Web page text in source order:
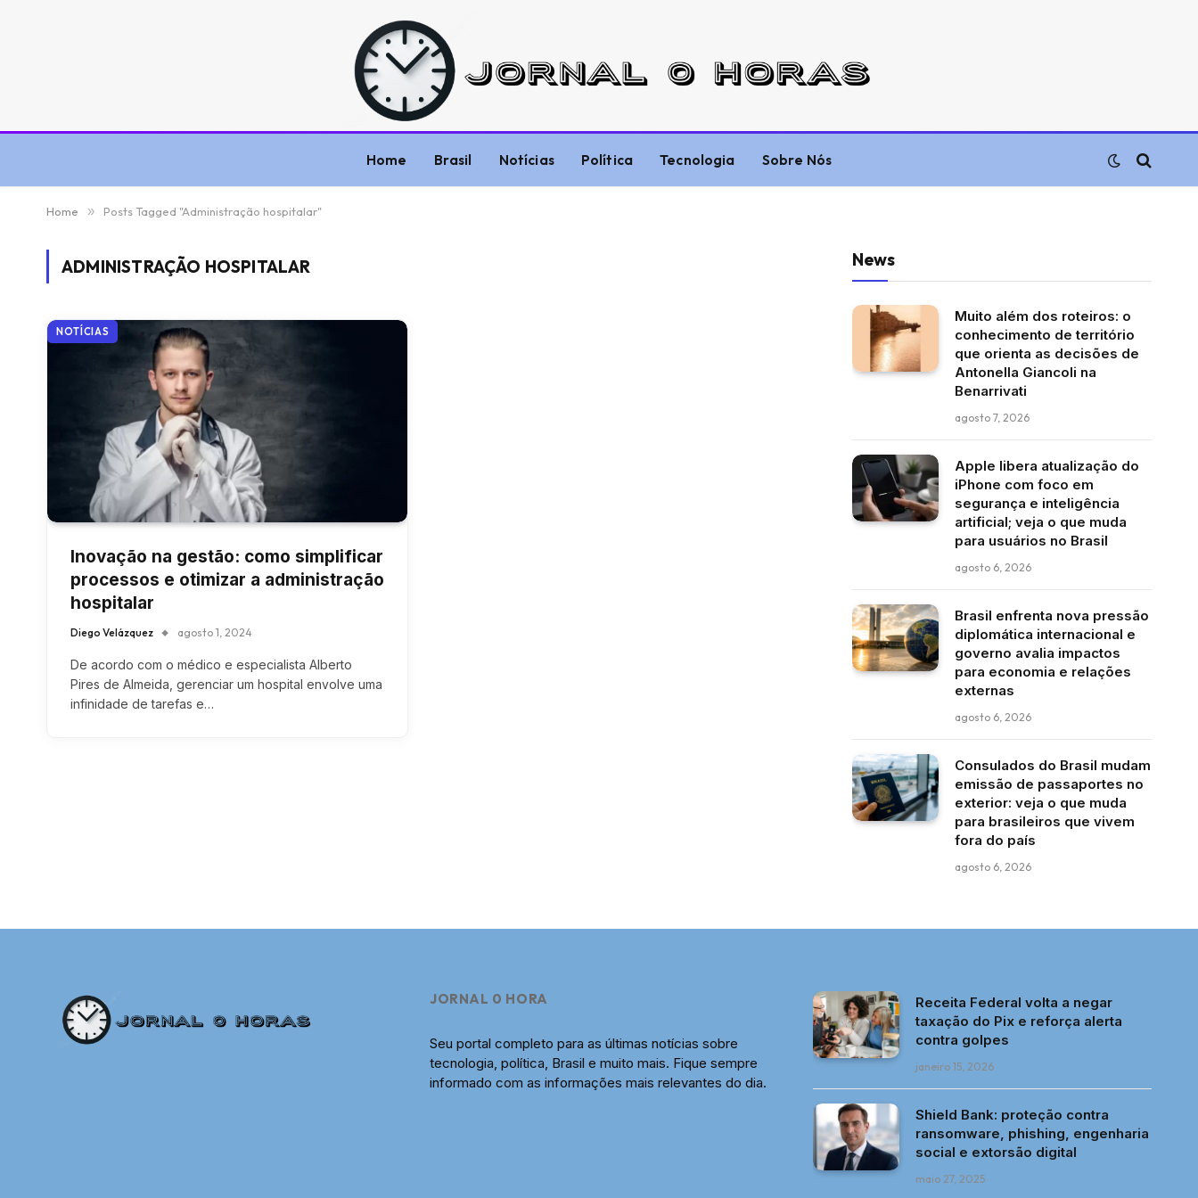
Home Brasil Notícias Política Tecnologia Sobre Nós
Home » Posts Tagged "Administração hospitalar"
ADMINISTRAÇÃO HOSPITALAR
NOTÍCIAS
Inovação na gestão: como simplificar
processos e otimizar a administração
hospitalar
Diego Velázquez agosto 1, 2024
De acordo com o médico e especialista Alberto
Pires de Almeida, gerenciar um hospital envolve uma
infinidade de tarefas e…
News
Muito além dos roteiros: o
conhecimento de território
que orienta as decisões de
Antonella Giancoli na
Benarrivati
agosto 7, 2026
Apple libera atualização do
iPhone com foco em
segurança e inteligência
artificial; veja o que muda
para usuários no Brasil
agosto 6, 2026
Brasil enfrenta nova pressão
diplomática internacional e
governo avalia impactos
para economia e relações
externas
agosto 6, 2026
Consulados do Brasil mudam
emissão de passaportes no
exterior: veja o que muda
para brasileiros que vivem
fora do país
agosto 6, 2026
JORNAL 0 HORA
Seu portal completo para as últimas notícias sobre
tecnologia, política, Brasil e muito mais. Fique sempre
informado com as informações mais relevantes do dia.
Receita Federal volta a negar
taxação do Pix e reforça alerta
contra golpes
janeiro 15, 2026
Shield Bank: proteção contra
ransomware, phishing, engenharia
social e extorsão digital
maio 27, 2025